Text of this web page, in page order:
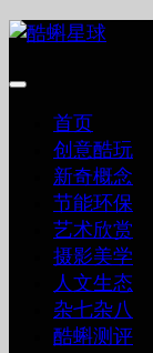
跳
内
首页
创意酷玩
新奇概念
节能环保
艺术欣赏
摄影美学
人文生态
杂七杂八
酷蝌测评